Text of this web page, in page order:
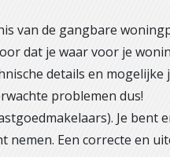
van de gangbare
dat je waar voor je
details en mogelijke
problemen dus!
Je bent
Een correcte en